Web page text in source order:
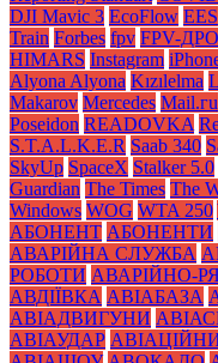
DJI Mavic 3 EcoFlow EES
Train Forbes fpv FPV-
HIMARS Instagram
Alyona Alyona Kızılelma
Makarov Mercedes Mаil.гu
Poseidon READOVKA
S.T.A.L.K.E.R Saab 340
SkyUp SpaceX Stalker 5.0
Guardian The Times The
Windows WOG WTA 250
АБОНЕНТ АБОНЕНТИ
АВАРІЙНА СЛУЖБА
РОБОТИ АВАРІЙНО-
АВДІЇВКА АВІАБАЗА
АВІАДВИГУНИ
АВІАУДАР